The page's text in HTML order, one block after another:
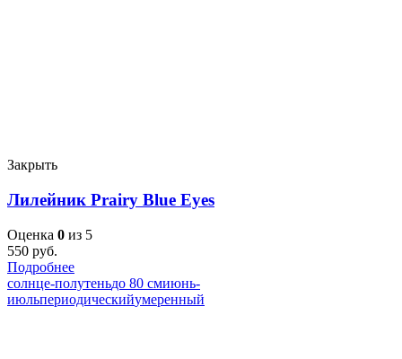
Закрыть
Лилейник Prairy Blue Eyes
Оценка 0 из 5
550 руб.
Подробнее
солнце-полутеньдо 80 смиюнь-
июльпериодическийумеренный